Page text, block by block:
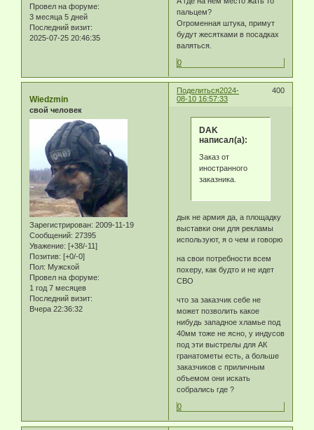
Провел на форуме:
3 месяца 5 дней
Последний визит:
2025-07-25 20:46:35
пальцем?
Огроменная штука, примут
будут жесятками в посадках
валяться.
0
Поделиться 400
2024-
08-10 16:57:33
Wiedzmin
свой человек
Зарегистрирован: 2009-11-19
Сообщений: 27395
Уважение: [+38/-11]
Позитив: [+0/-0]
Пол: Мужской
Провел на форуме:
1 год 7 месяцев
Последний визит:
Вчера 22:36:32
DAK
написал(а):
Заказ от
иностранного
заказника.
дык не армия да, а площадку
выставки они для рекламы
используют, я о чем и говорю
на свои потребности всем
похеру, как будто и не идет
СВО
что за заказчик себе не
может позволить какое
нибудь западное хламье под
40мм тоже не ясно, у индусов
под эти выстрелы для АК
гранатометы есть, а больше
заказчиков с приличным
объемом они искать
собрались где ?
0